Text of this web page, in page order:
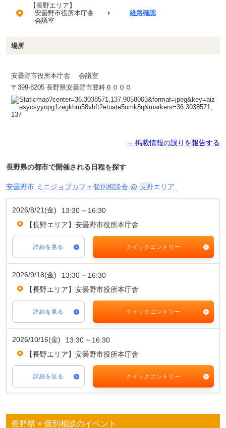
【長野エリア】
安曇野市役所本庁舎
会議室
経路確認
場所
安曇野市役所本庁舎 会議室
〒399-8205 長野県安曇野市豊科６０００
→ 掲載情報の誤りを報告する
長野県の都市で開催される日程を探す
安曇野市 ミニジョブカフェ個別相談会 @ 長野エリア
2026/8/21(金)
13:30 ~ 16:30
【長野エリア】安曇野市役所本庁舎
詳細を見る クイックエントリー
2026/9/18(金)
13:30 ~ 16:30
【長野エリア】安曇野市役所本庁舎
詳細を見る クイックエントリー
2026/10/16(金)
13:30 ~ 16:30
【長野エリア】安曇野市役所本庁舎
詳細を見る クイックエントリー
長野県 × 個別相談のイベント